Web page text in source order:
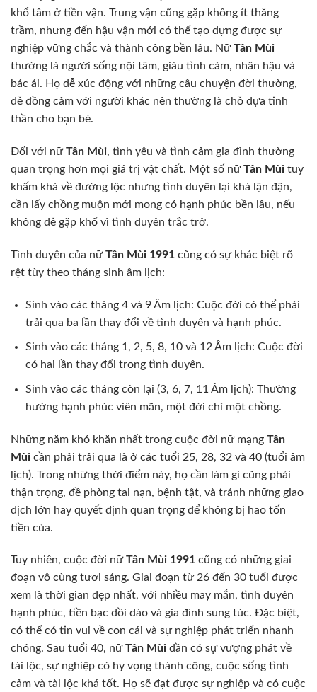
khổ tâm ở tiền vận. Trung vận cũng gặp không ít thăng
trầm, nhưng đến hậu vận mới có thể tạo dựng được sự
nghiệp vững chắc và thành công bền lâu. NữTân Mùi
thường là người sống nội tâm, giàu tình cảm, nhân hậu và
bác ái. Họ dễ xúc động với những câu chuyện đời thường,
dễ đồng cảm với người khác nên thường là chỗ dựa tinh
thần cho bạn bè.
Đối với nữTân Mùi, tình yêu và tình cảm gia đình thường
quan trọng hơn mọi giá trị vật chất. Một số nữTân Mùi tuy
khấm khá về đường lộc nhưng tình duyên lại khá lận đận,
cần lấy chồng muộn mới mong có hạnh phúc bền lâu, nếu
không dễ gặp khổ vì tình duyên trắc trở.
Tình duyên của nữTân Mùi 1991 cũng có sự khác biệt rõ
rệt tùy theo tháng sinh âm lịch:
Sinh vào các tháng 4 và 9 Âm lịch: Cuộc đời có thể phải
trải qua ba lần thay đổi về tình duyên và hạnh phúc.
Sinh vào các tháng 1, 2, 5, 8, 10 và 12 Âm lịch: Cuộc đời
có hai lần thay đổi trong tình duyên.
Sinh vào các tháng còn lại (3, 6, 7, 11 Âm lịch): Thường
hưởng hạnh phúc viên mãn, một đời chỉ một chồng.
Những năm khó khăn nhất trong cuộc đời nữ mạng Tân
Mùi cần phải trải qua là ở các tuổi 25, 28, 32 và 40 (tuổi âm
lịch). Trong những thời điểm này, họ cần làm gì cũng phải
thận trọng, đề phòng tai nạn, bệnh tật, và tránh những giao
dịch lớn hay quyết định quan trọng để không bị hao tốn
tiền của.
Tuy nhiên, cuộc đời nữTân Mùi 1991 cũng có những giai
đoạn vô cùng tươi sáng. Giai đoạn từ 26 đến 30 tuổi được
xem là thời gian đẹp nhất, với nhiều may mắn, tình duyên
hạnh phúc, tiền bạc dồi dào và gia đình sung túc. Đặc biệt,
có thể có tin vui về con cái và sự nghiệp phát triển nhanh
chóng. Sau tuổi 40, nữTân Mùi dần có sự vượng phát về
tài lộc, sự nghiệp có hy vọng thành công, cuộc sống tình
cảm và tài lộc khá tốt. Họ sẽ đạt được sự nghiệp và có cuộc